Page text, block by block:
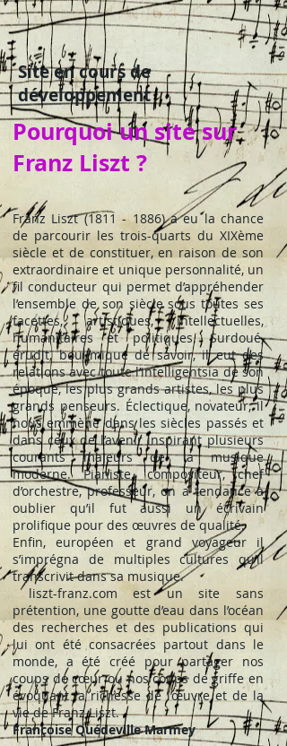
Site en cours de
développement
Pourquoi un site sur
Franz Liszt ?
Franz Liszt(1811 - 1886)a eu la chance
de parcourir les trois-quarts du XIXème
siècle et de constituer, en raison de son
extraordinaire et unique personnalité, un
fil conducteur qui permet d’appréhender
l’ensemble de son siècle sous toutes ses
facettes, artistiques, intellectuelles,
humanitaires et politiques. Surdoué,
érudit, boulimique de savoir, il eut des
relations avec toute l’intelligentsia de son
époque, les plus grands artistes, les plus
grands penseurs. Éclectique, novateur, il
nous emmène dans les siècles passés et
dans ceux de l’avenir inspirant plusieurs
courants majeurs de la musique
moderne. Pianiste, compositeur, chef
d’orchestre, professeur, on a tendance à
oublier qu’il fut aussi un écrivain
prolifique pour des œuvres de qualité.
Enfin, européen et grand voyageur il
s’imprégna de multiples cultures qu’il
transcrivit dans sa musique.
liszt-franz.com est un site sans
prétention, une goutte d’eau dans l’océan
des recherches et des publications qui
lui ont été consacrées partout dans le
monde, a été créé pour partager nos
coups de cœur ou nos coups de griffe en
évoquant la richesse de l’œuvre et de la
vie de Franz Liszt.
Françoise Quédeville Marmey